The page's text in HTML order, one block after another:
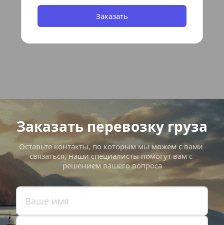
Заказать
Заказать перевозку груза
Оставьте контакты, по которым мы можем с вами
связаться, наши специалисты помогут вам с
решением вашего вопроса